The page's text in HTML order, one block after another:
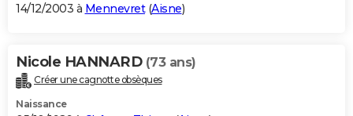
14/12/2003 à Mennevret(Aisne)
Nicole HANNARD (73 ans)
Créer une cagnotte obsèques
Naissance